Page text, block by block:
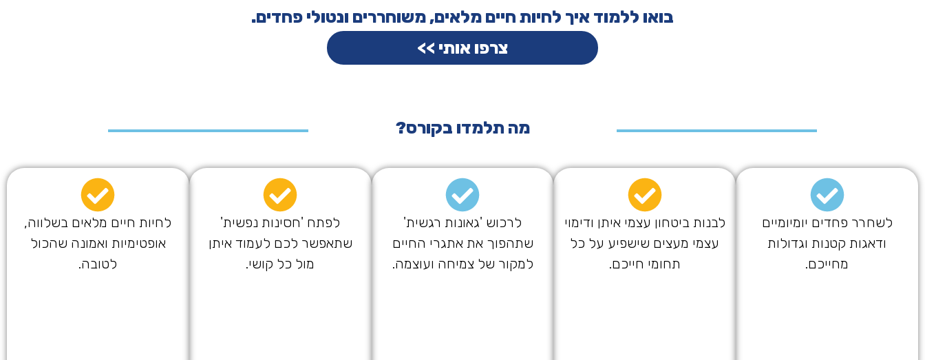
בואו ללמוד איך לחיות חיים מלאים, משוחררים ונטולי פחדים.
צרפו אותי >>
מה תלמדו בקורס?
לשחרר פחדים יומיומיים
ודאגות קטנות וגדולות
מחייכם.
לבנות ביטחון עצמי איתן ודימוי
עצמי מעצים שישפיע על כל
תחומי חייכם.
לרכוש 'גאונות רגשית'
שתהפוך את אתגרי החיים
למקור של צמיחה ועוצמה.
לפתח 'חסינות נפשית'
שתאפשר לכם לעמוד איתן
מול כל קושי.
לחיות חיים מלאים בשלווה,
אופטימיות ואמונה שהכול
לטובה.